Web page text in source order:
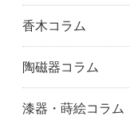
香木コラム
陶磁器コラム
漆器・蒔絵コラム